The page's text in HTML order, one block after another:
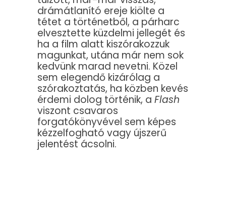
drámátlanító ereje kiölte a
tétet a történetből, a párharc
elvesztette küzdelmi jellegét és
ha a film alatt kiszórakozzuk
magunkat, utána már nem sok
kedvünk marad nevetni. Közel
sem elegendő kizárólag a
szórakoztatás, ha közben kevés
érdemi dolog történik, a Flash
viszont csavaros
forgatókönyvével sem képes
kézzelfogható vagy újszerű
jelentést ácsolni.